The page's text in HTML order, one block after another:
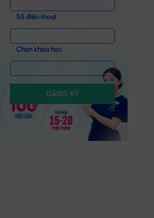
Số điện thoại
Chọn khóa học
ĐĂNG KÝ